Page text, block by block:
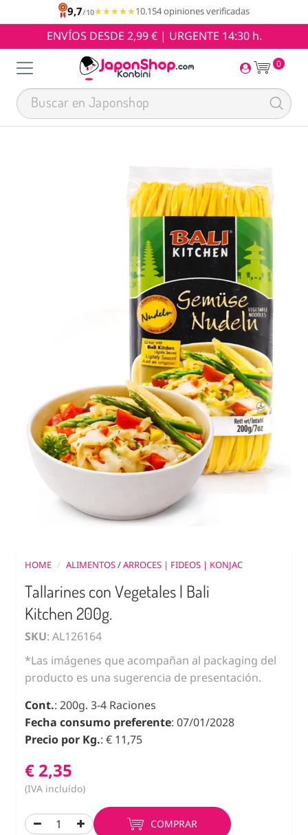
9,7/10★★★★★
★★★★★10.154 opiniones verificadas
ENVÍOS DESDE 2,99 € | URGENTE 14:30 h.
0
HOME / ALIMENTOS/ARROCES | FIDEOS | KONJAC
Tallarines con Vegetales | Bali
Kitchen 200g.
SKU: AL126164
*Las imágenes que acompañan al packaging del
producto es una sugerencia de presentación.
Cont.: 200g. 3-4 Raciones
Fecha consumo preferente: 07/01/2028
Precio por Kg.: € 11,75
€ 2,35
(IVA incluído)
COMPRAR